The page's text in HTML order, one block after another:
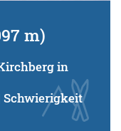
m)
in
Schwierigkeit